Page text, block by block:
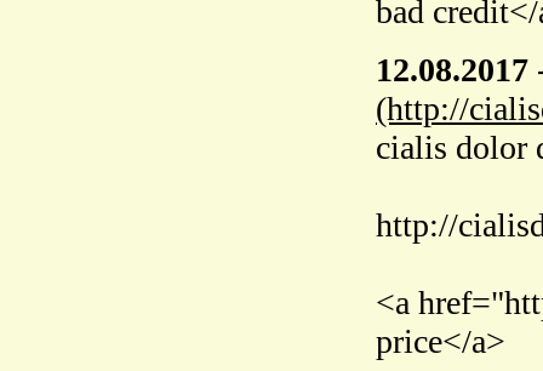
bad credit</
12.08.2017
(http://
cialis dolor
http://
<a
price</a>